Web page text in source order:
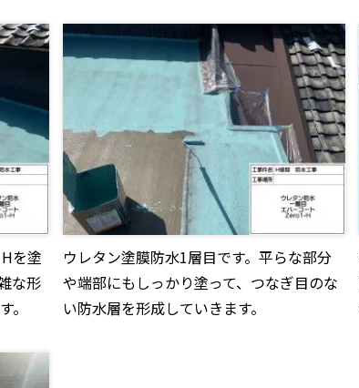
を塗
な形
。
ウレタン塗膜防水1層目です。平らな部分
や端部にもしっかり塗って、つなぎ目のな
い防水層を形成していきます。